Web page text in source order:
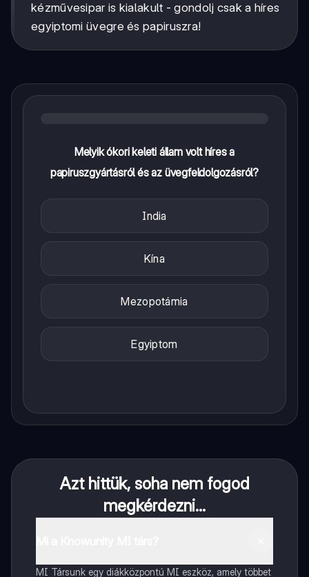
kézművesipar is kialakult - gondolj csak a híres
egyiptomi üvegre és papiruszra!
Melyik ókori keleti állam volt híres a
papiruszgyártásról és az üvegfeldolgozásról?
India
Kína
Mezopotámia
Egyiptom
Azt hittük, soha nem fogod
megkérdezni...
MI Társunk egy diákközpontú MI eszköz, amely többet